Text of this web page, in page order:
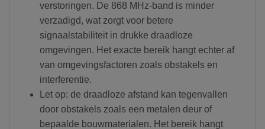
verstoringen. De 868 MHz-band is minder
verzadigd, wat zorgt voor betere
signaalstabiliteit in drukke draadloze
omgevingen. Het exacte bereik hangt echter af
van omgevingsfactoren zoals obstakels en
interferentie.
Let op: de draadloze afstand kan tegenvallen
door obstakels zoals een metalen deur of
bepaalde bouwmaterialen. Het bereik hangt